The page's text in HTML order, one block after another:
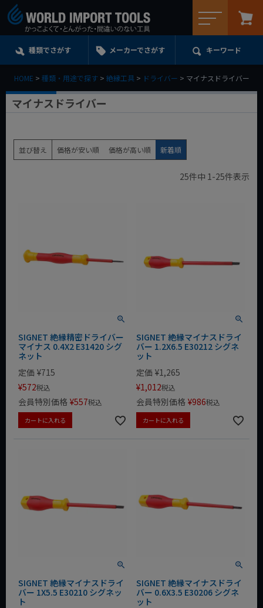
種類でさがす メーカーでさがす キーワード
HOME 種類・用途で探す 絶縁工具 ドライバー マイナスドライバー
マイナスドライバー
並び替え 価格が安い順 価格が高い順 新着順
25件中 1-25件表示
SIGNET 絶縁精密ドライバー
マイナス 0.4X2 E31420 シグ
ネット
定価 ¥715
¥572税込
会員特別価格 ¥557税込
カートに入れる
SIGNET 絶縁マイナスドライ
バー 1.2X6.5 E30212 シグネ
ット
定価 ¥1,265
¥1,012税込
会員特別価格 ¥986税込
カートに入れる
SIGNET 絶縁マイナスドライ
バー 1X5.5 E30210 シグネッ
ト
SIGNET 絶縁マイナスドライ
バー 0.6X3.5 E30206 シグネ
ット